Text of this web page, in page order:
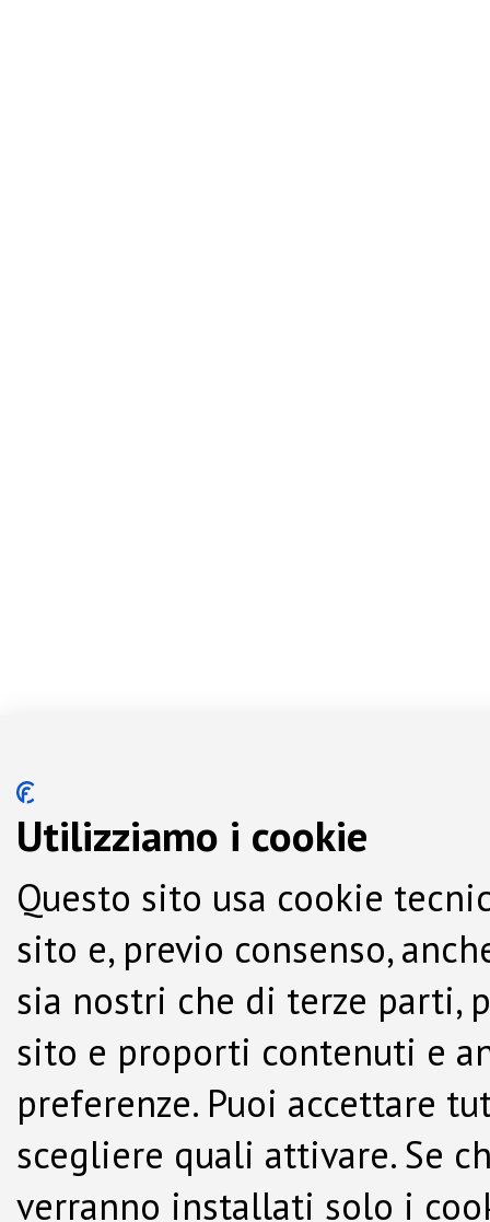
Utilizziamo i cookie
Questo sito usa cookie
sito e, previo consenso,
sia nostri che di terze parti,
sito e proporti contenuti e
preferenze. Puoi accettare
scegliere quali attivare. Se
verranno installati solo i